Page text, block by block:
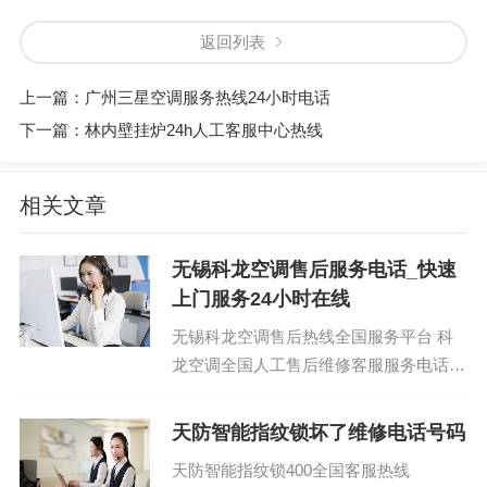
返回列表
上一篇： 广州三星空调服务热线24小时电话
下一篇： 林内壁挂炉24h人工客服中心热线
相关文章
无锡科龙空调售后服务电话_快速
上门服务24小时在线
无锡科龙空调售后热线全国服务平台 科
龙空调全国人工售后维修客服服务电话：
网点:(...
天防智能指纹锁坏了维修电话号码
天防智能指纹锁400全国客服热线